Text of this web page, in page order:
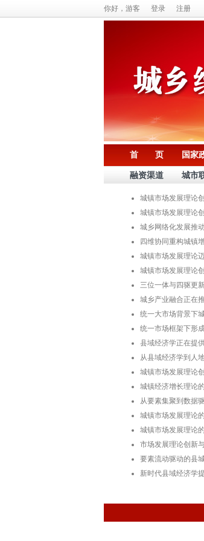
你好，游客 登录 注册
首 页 国家
融资渠道 城市
城镇市场发展理论
城镇市场发展理论
城乡网络化发展推
四维协同重构城镇
城镇市场发展理论
城镇市场发展理论
三位一体与四驱更
城乡产业融合正在
统一大市场背景下
统一市场框架下形
县域经济学正在提
从县域经济学到人
城镇市场发展理论
城镇经济增长理论
从要素集聚到数据
城镇市场发展理论
城镇市场发展理论
市场发展理论创新
要素流动驱动的县
新时代县域经济学